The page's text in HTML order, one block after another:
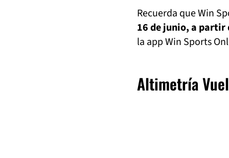
Recuerda que Win
16 de junio, a partir
la app Win Sports
Altimetría